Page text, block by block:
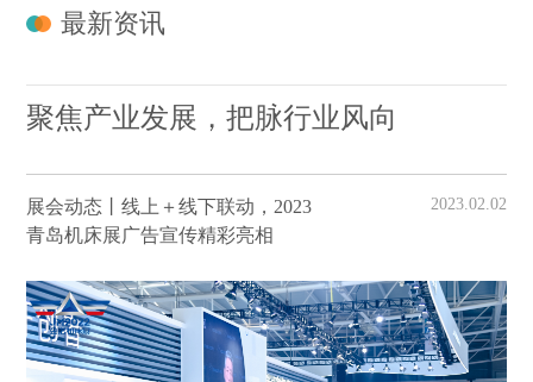
最新资讯
聚焦产业发展，把脉行业风向
展会动态丨线上＋线下联动，2023
青岛机床展广告宣传精彩亮相
2023.02.02